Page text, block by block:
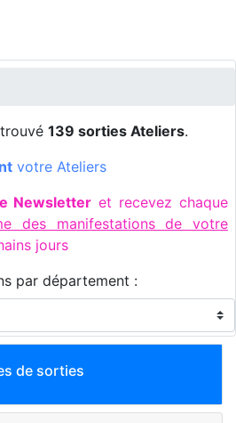
139 sorties Ateliers.
votre Ateliers
Newsletter et recevez chaque
des manifestations de votre
jours
par département :
de sorties